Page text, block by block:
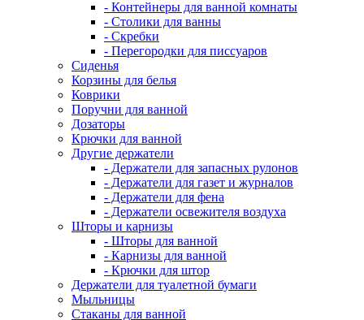
- Контейнеры для ванной комнаты
- Столики для ванны
- Скребки
- Перегородки для писсуаров
Сиденья
Корзины для белья
Коврики
Поручни для ванной
Дозаторы
Крючки для ванной
Другие держатели
- Держатели для запасных рулонов
- Держатели для газет и журналов
- Держатели для фена
- Держатели освежителя воздуха
Шторы и карнизы
- Шторы для ванной
- Карнизы для ванной
- Крючки для штор
Держатели для туалетной бумаги
Мыльницы
Стаканы для ванной